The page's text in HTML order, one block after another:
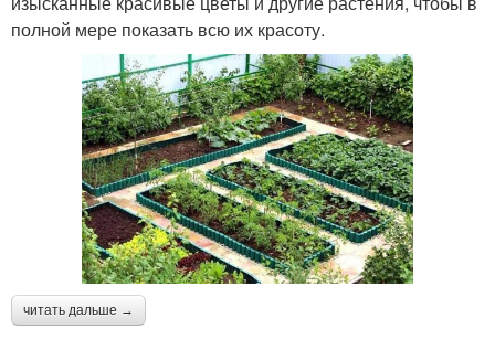
полной мере показать всю их красоту.
читать дальше →